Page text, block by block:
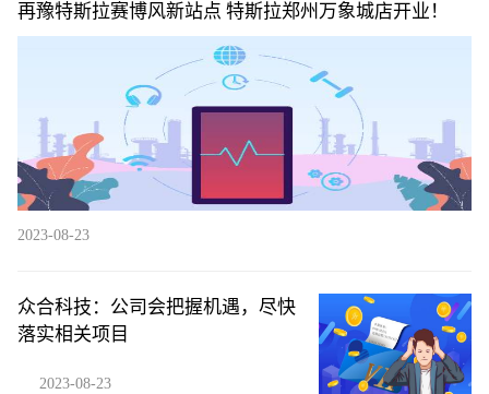
再豫特斯拉赛博风新站点 特斯拉郑州万象城店开业！
2023-08-23
众合科技：公司会把握机遇，尽快
落实相关项目
2023-08-23